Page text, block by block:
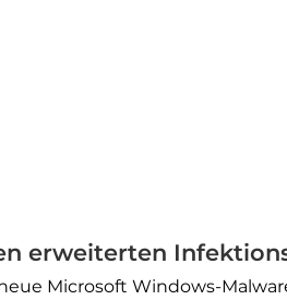
erweiterten
Microsoft Windows-